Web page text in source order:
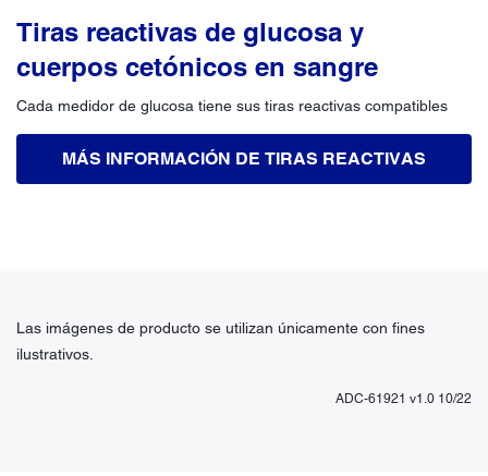
Tiras reactivas de glucosa y
cuerpos cetónicos en sangre
Cada medidor de glucosa tiene sus tiras reactivas compatibles
MÁS INFORMACIÓN DE TIRAS REACTIVAS
Las imágenes de producto se utilizan únicamente con fines
ilustrativos.
ADC-61921 v1.0 10/22